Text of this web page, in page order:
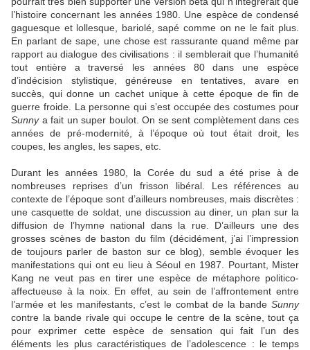
l’histoire concernant les années 1980. Une espèce de condensé
gaguesque et lollesque, bariolé, sapé comme on ne le fait plus.
En parlant de sape, une chose est rassurante quand même par
rapport au dialogue des civilisations : il semblerait que l’humanité
tout entière a traversé les années 80 dans une espèce
d’indécision stylistique, généreuse en tentatives, avare en
succès, qui donne un cachet unique à cette époque de fin de
guerre froide. La personne qui s’est occupée des costumes pour
Sunnya fait un super boulot. On se sent complètement dans ces
années de pré-modernité, à l’époque où tout était droit, les
coupes, les angles, les sapes, etc.
Durant les années 1980, la Corée du sud a été prise à de
nombreuses reprises d’un frisson libéral. Les références au
contexte de l’époque sont d’ailleurs nombreuses, mais discrètes :
une casquette de soldat, une discussion au diner, un plan sur la
diffusion de l’hymne national dans la rue. D’ailleurs une des
grosses scènes de baston du film (décidément, j’ai l’impression
de toujours parler de baston sur ce blog), semble évoquer les
manifestations qui ont eu lieu à Séoul en 1987. Pourtant, Mister
Kang ne veut pas en tirer une espèce de métaphore politico-
affectueuse à la noix. En effet, au sein de l’affrontement entre
l’armée et les manifestants, c’est le combat de la bande Sunny
contre la bande rivale qui occupe le centre de la scène, tout ça
pour exprimer cette espèce de sensation qui fait l’un des
éléments les plus caractéristiques de l’adolescence : le temps